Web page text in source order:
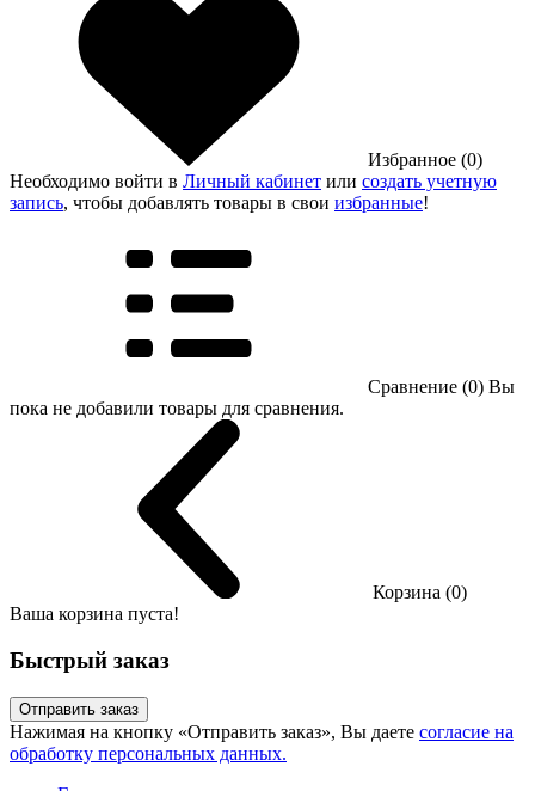
Избранное (0)
Необходимо войти в Личный кабинет или создать учетную
запись, чтобы добавлять товары в свои избранные!
Сравнение (0) Вы
пока не добавили товары для сравнения.
Корзина (0)
Ваша корзина пуста!
Быстрый заказ
Отправить заказ
Нажимая на кнопку «Отправить заказ», Вы даете согласие на
обработку персональных данных.